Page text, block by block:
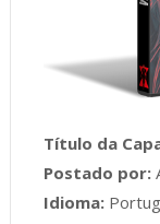
Título da
Postado por:
Idioma: